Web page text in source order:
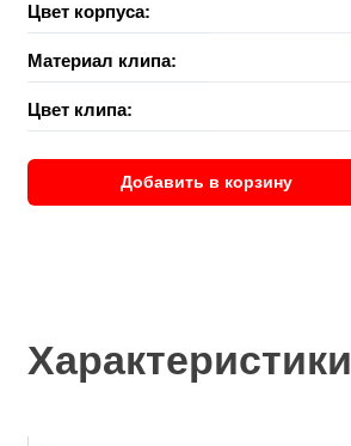
Цвет корпуса:
Материал клипа:
Цвет клипа:
Добавить в корзину
Характеристики